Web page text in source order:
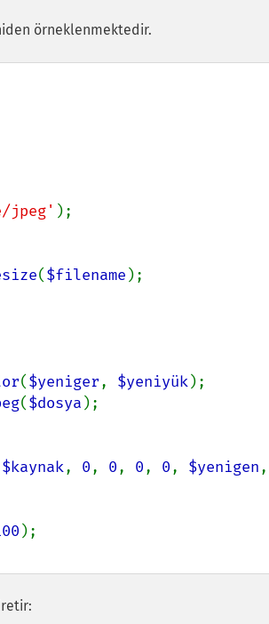
örneklenmektedir.
jpeg' );
($filename
($yeniger, $yeniyük
($dosya );
$kaynak, 0, 0, 0, 0, $yenigen,